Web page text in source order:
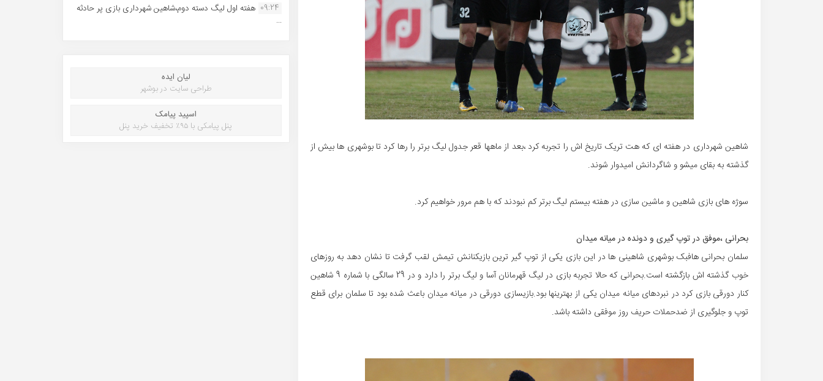
شاهین شهرداری در هفته ای که هت تریک تاریخ اش را تجربه کرد ،بعد از ماهها قعر جدول لیگ برتر را رها کرد تا بوشهری ها بیش از
گذشته به بقای میشو و شاگردانش امیدوار شوند.
سوژه های بازی شاهین و ماشین سازی در هفته بیستم لیگ برتر کم نبودند که با هم مرور خواهیم کرد.
بحرانی ،موفق در توپ گیری و دونده در میانه میدان
سلمان بحرانی هافبک بوشهری شاهینی ها در این بازی یکی از توپ گیر ترین بازیکنانش تیمش لقب گرفت تا نشان دهد به روزهای
خوب گذشته اش بازگشته است.بحرانی که حالا تجربه بازی در لیگ قهرمانان آسا و لیگ برتر را دارد و در 29 سالگی با شماره 9 شاهین
کنار دورقی بازی کرد در نبردهای میانه میدان یکی از بهترینها بود.بازیسازی دورقی در میانه میدان باعث شده بود تا سلمان برای قطع
توپ و جلوگیری از ضدحملات حریف روز موفقی داشته باشد.
09:24 هفته اول لیگ دسته دوم،شاهین شهرداری بازی پر حادثه
...
لیان ایده
طراحی سایت در بوشهر
اسپید پیامک
پنل پیامکی با ۹۵٪ تخفیف خرید پنل